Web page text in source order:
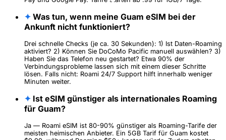
✦ Was tun, wenn meine Guam eSIM bei der
Ankunft nicht funktioniert?
Drei schnelle Checks (je ca. 30 Sekunden): 1) Ist Daten-Roaming
aktiviert? 2) Können Sie DoCoMo Pacific manuell auswählen? 3)
Haben Sie das Telefon neu gestartet? Etwa 90% der
Verbindungsprobleme lassen sich mit einem dieser Schritte
lösen. Falls nicht: Roami 24/7 Support hilft innerhalb weniger
Minuten weiter.
✦ Ist eSIM günstiger als internationales Roaming
für Guam?
Ja — Roami eSIM ist 80-90% günstiger als Roaming-Tarife der
meisten heimischen Anbieter. Ein 5GB Tarif für Guam kostet